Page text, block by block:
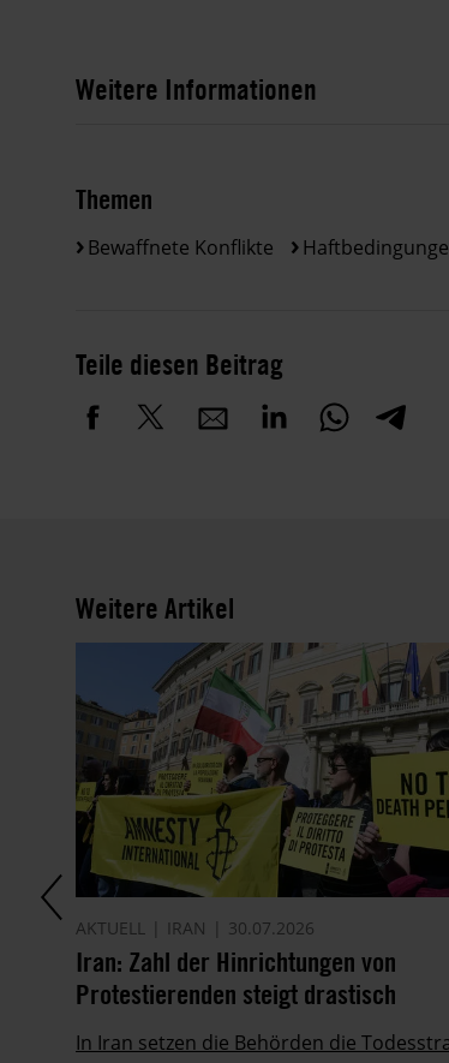
Weitere Informationen
Themen
Bewaffnete Konflikte
Teile diesen Beitrag
Weitere Artikel
AKTUELL IRAN 30.07.2026
Iran: Zahl der Hinrichtungen von
Protestierenden steigt drastisch
In Iran setzen die Behörden die